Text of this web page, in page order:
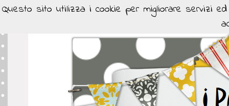
Questo sito utilizza i cookie per migliorare servizi